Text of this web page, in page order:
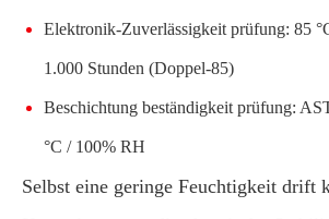
Elektronik-Zuverlässigkeit prüfung: 85
1.000 Stunden (Doppel-85)
Beschichtung beständigkeit prüfung:
°C / 100% RH
Selbst eine geringe Feuchtigkeit drift